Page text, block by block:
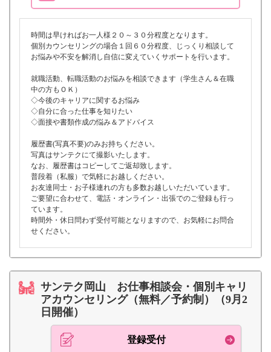
時間は早ければお一人様２０～３０分程度となります。
個別カウンセリングの場合１回６０分程度、じっくり相談して
お悩みや不安を解消し自信に変えていくサポートを行います。
就職活動、転職活動のお悩みを相談できます（学生さん＆在職
中の方もＯＫ）
◇今後のキャリアに関するお悩み
◇自分に合った仕事を知りたい
◇面接や書類作成の悩み＆アドバイス
履歴書(写真不要)のみお持ちください。
写真はサンテクにて撮影いたします。
なお、履歴書はコピーしてご返却致します。
普段着（私服）で気軽にお越しください。
お友達同士・お子様連れの方も多数お越しいただいています。
ご要望に合わせて、電話・オンライン・出張でのご登録も行っ
ています。
時間外・休日問わず受付可能となりますので、お気軽にお問合
せください。
サンテク岡山 お仕事相談会・個別キャリ
アカウンセリング（無料／予約制）（9月2
日開催）
登録受付